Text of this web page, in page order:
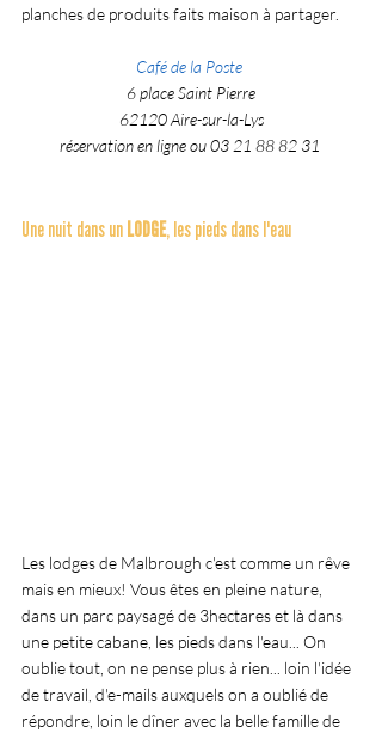
planches de produits faits maison à partager.
Café de la Poste
6 place Saint Pierre
62120 Aire-sur-la-Lys
réservation en ligne ou 03 21 88 82 31
Une nuit dans un LODGE, les pieds dans l'eau
Les lodges de Malbrough c'est comme un rêve
mais en mieux! Vous êtes en pleine nature,
dans un parc paysagé de 3hectares et là dans
une petite cabane, les pieds dans l'eau... On
oublie tout, on ne pense plus à rien... loin l'idée
de travail, d'e-mails auxquels on a oublié de
répondre, loin le dîner avec la belle famille de